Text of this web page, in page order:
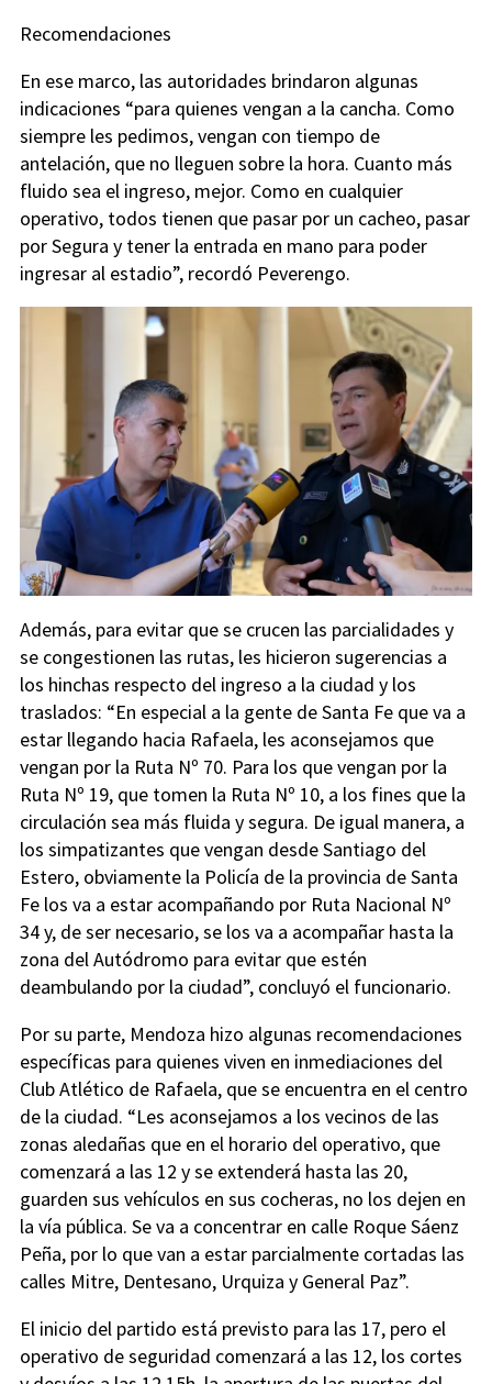
Recomendaciones
En ese marco, las autoridades brindaron algunas
indicaciones “para quienes vengan a la cancha. Como
siempre les pedimos, vengan con tiempo de
antelación, que no lleguen sobre la hora. Cuanto más
fluido sea el ingreso, mejor. Como en cualquier
operativo, todos tienen que pasar por un cacheo, pasar
por Segura y tener la entrada en mano para poder
ingresar al estadio”, recordó Peverengo.
Además, para evitar que se crucen las parcialidades y
se congestionen las rutas, les hicieron sugerencias a
los hinchas respecto del ingreso a la ciudad y los
traslados: “En especial a la gente de Santa Fe que va a
estar llegando hacia Rafaela, les aconsejamos que
vengan por la Ruta Nº 70. Para los que vengan por la
Ruta Nº 19, que tomen la Ruta Nº 10, a los fines que la
circulación sea más fluida y segura. De igual manera, a
los simpatizantes que vengan desde Santiago del
Estero, obviamente la Policía de la provincia de Santa
Fe los va a estar acompañando por Ruta Nacional Nº
34 y, de ser necesario, se los va a acompañar hasta la
zona del Autódromo para evitar que estén
deambulando por la ciudad”, concluyó el funcionario.
Por su parte, Mendoza hizo algunas recomendaciones
específicas para quienes viven en inmediaciones del
Club Atlético de Rafaela, que se encuentra en el centro
de la ciudad. “Les aconsejamos a los vecinos de las
zonas aledañas que en el horario del operativo, que
comenzará a las 12 y se extenderá hasta las 20,
guarden sus vehículos en sus cocheras, no los dejen en
la vía pública. Se va a concentrar en calle Roque Sáenz
Peña, por lo que van a estar parcialmente cortadas las
calles Mitre, Dentesano, Urquiza y General Paz”.
El inicio del partido está previsto para las 17, pero el
operativo de seguridad comenzará a las 12, los cortes